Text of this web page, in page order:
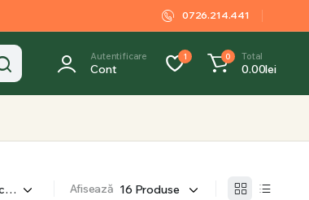
0726.214.441
Autentificare
Cont
1 0 Total
0.00lei
Afisează